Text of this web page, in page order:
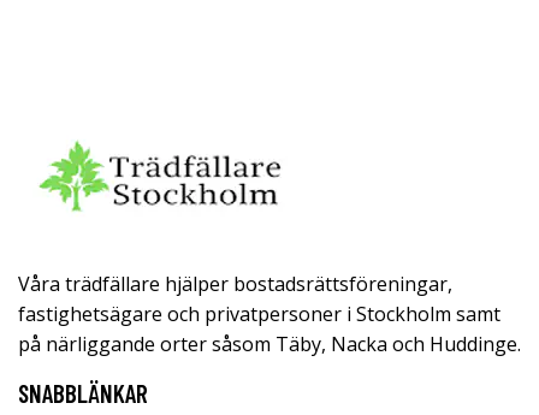
Våra trädfällare hjälper bostadsrättsföreningar,
fastighetsägare och privatpersoner i Stockholm samt
på närliggande orter såsom Täby, Nacka och Huddinge.
SNABBLÄNKAR